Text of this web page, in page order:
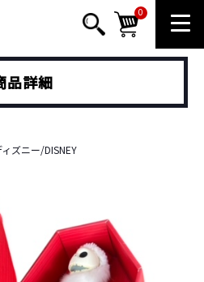
0
品詳細
ィズニー/DISNEY